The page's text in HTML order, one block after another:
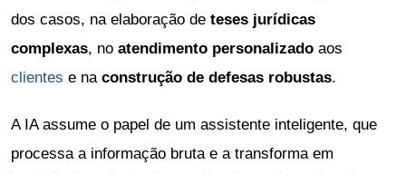
dos casos, na elaboração de teses jurídicas
complexas, no atendimento personalizado aos
clientes e na construção de defesas robustas.
A IA assume o papel de um assistente inteligente, que
processa a informação bruta e a transforma em